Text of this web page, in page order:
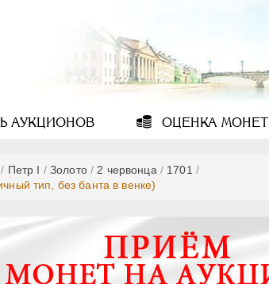
АУКЦИОНОВ ОЦЕНКА МОНЕТ
/ Пeтр I /Золото/ 2 червонца / 1701 /
тип, без банта в венке)